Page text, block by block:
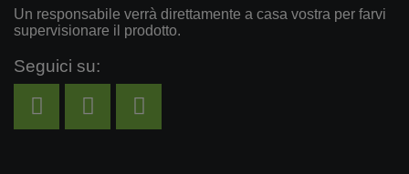
Un responsabile verrà direttamente a casa vostra per farvi
supervisionare il prodotto.
Seguici su: